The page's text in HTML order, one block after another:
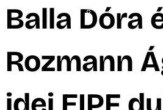
Balla Dóra
Rozmann